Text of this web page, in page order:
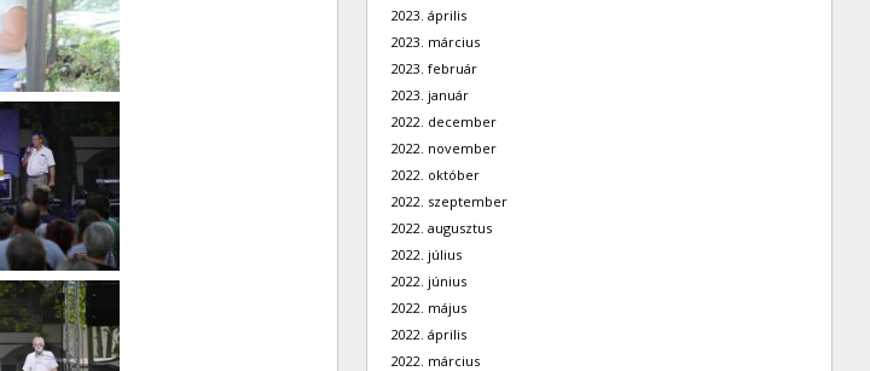
2023. április
2023. március
2023. február
2023. január
2022. december
2022. november
2022. október
2022. szeptember
2022. augusztus
2022. július
2022. június
2022. május
2022. április
2022. március